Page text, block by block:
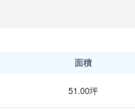
面積
51.00坪